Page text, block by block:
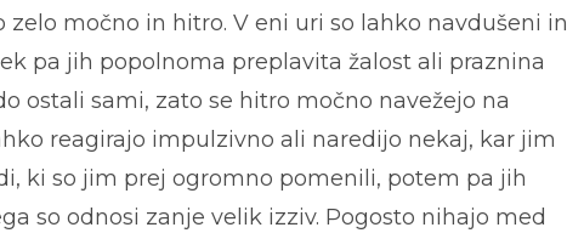
močno in hitro. V eni uri so lahko navdušeni in
pa jih popo lnoma preplavita žalost ali praznina
ostali sami, zato se hitro močno navežejo na
reagirajo impulzivno ali naredijo nekaj, kar jim
ki so jim prej ogromno pomenili, potem pa jih
so odnosi zanje velik izziv. Pogosto nihajo med